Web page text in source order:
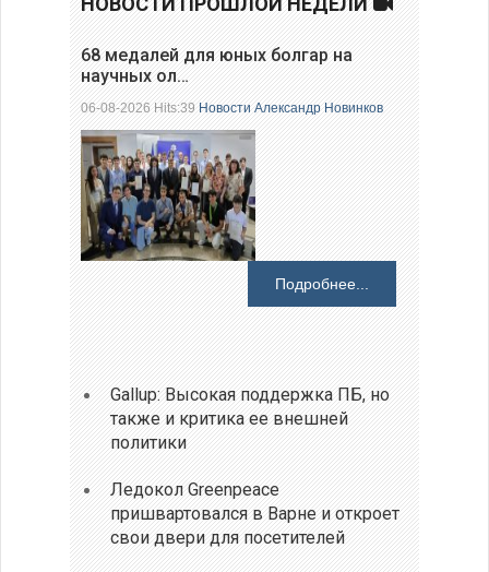
68 медалей для юных болгар на
научных ол…
06-08-2026 Hits:39Новости Александр Новинков
Подробнее...
Gallup: Высокая поддержка ПБ, но
также и критика ее внешней
политики
Ледокол Greenpeace
пришвартовался в Варне и откроет
свои двери для посетителей